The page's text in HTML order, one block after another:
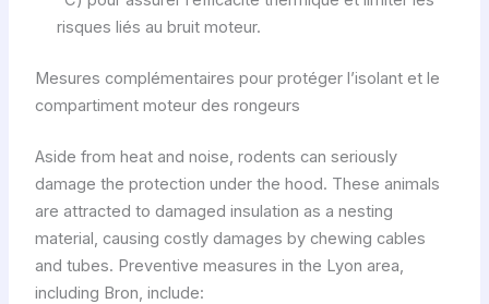
risques liés au bruit moteur.
Mesures complémentaires pour protéger l’isolant et le
compartiment moteur des rongeurs
Aside from heat and noise, rodents can seriously
damage the protection under the hood. These animals
are attracted to damaged insulation as a nesting
material, causing costly damages by chewing cables
and tubes. Preventive measures in the Lyon area,
including Bron, include: